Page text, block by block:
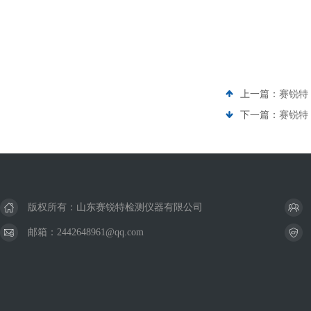
上一篇： 赛锐特
下一篇： 赛锐特
版权所有：山东赛锐特检测仪器有限公司
邮箱：2442648961@qq.com